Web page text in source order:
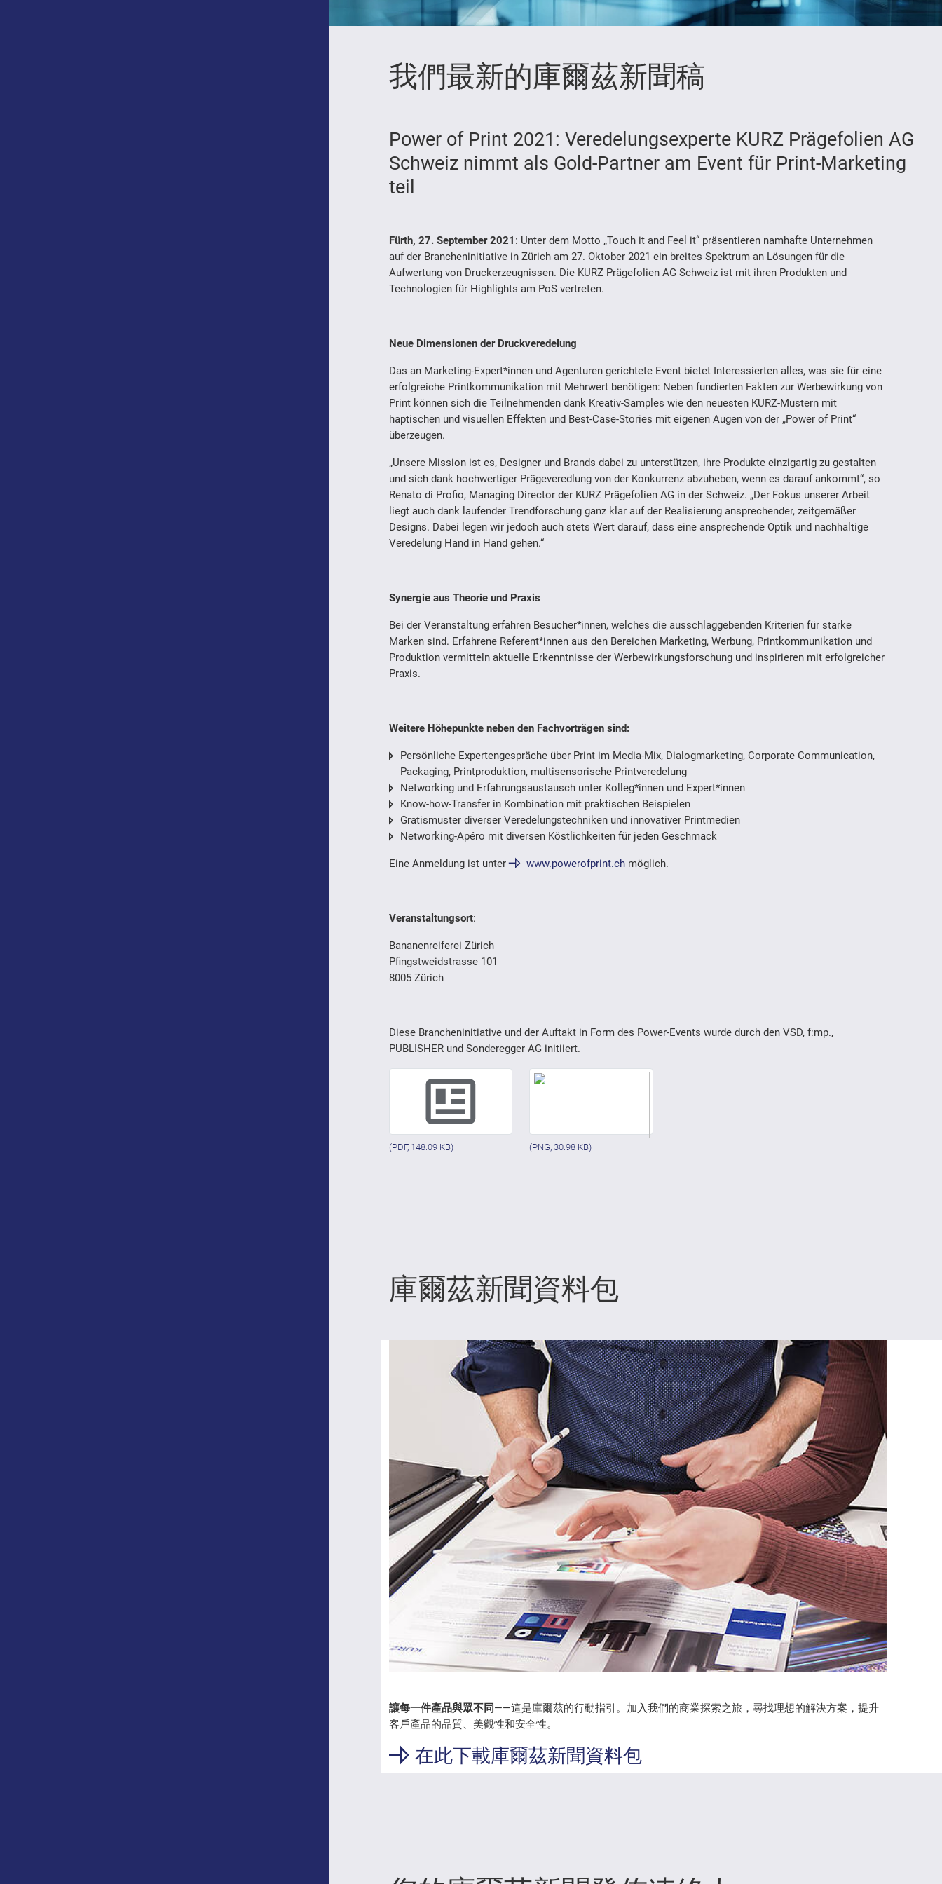
我們最新的庫爾茲新聞稿
Power of Print 2021: Veredelungsexperte KURZ Prägefolien AG
Schweiz nimmt als Gold-Partner am Event für Print-Marketing
teil
Fürth, 27. September 2021 : Unter dem Motto „Touch it and Feel it“ präsentieren namhafte Unternehmen
auf der Brancheninitiative in Zürich am 27. Oktober 2021 ein breites Spektrum an Lösungen für die
Aufwertung von Druckerzeugnissen. Die KURZ Prägefolien AG Schweiz ist mit ihren Produkten und
Technologien für Highlights am PoS vertreten.
Neue Dimensionen der Druckveredelung
Das an Marketing-Expert*innen und Agenturen gerichtete Event bietet Interessierten alles, was sie für eine
erfolgreiche Printkommunikation mit Mehrwert benötigen: Neben fundierten Fakten zur Werbewirkung von
Print können sich die Teilnehmenden dank Kreativ-Samples wie den neuesten KURZ-Mustern mit
haptischen und visuellen Effekten und Best-Case-Stories mit eigenen Augen von der „Power of Print“
überzeugen.
„Unsere Mission ist es, Designer und Brands dabei zu unterstützen, ihre Produkte einzigartig zu gestalten
und sich dank hochwertiger Prägeveredlung von der Konkurrenz abzuheben, wenn es darauf ankommt“, so
Renato di Profio, Managing Director der KURZ Prägefolien AG in der Schweiz. „Der Fokus unserer Arbeit
liegt auch dank laufender Trendforschung ganz klar auf der Realisierung ansprechender, zeitgemäßer
Designs. Dabei legen wir jedoch auch stets Wert darauf, dass eine ansprechende Optik und nachhaltige
Veredelung Hand in Hand gehen.“
Synergie aus Theorie und Praxis
Bei der Veranstaltung erfahren Besucher*innen, welches die ausschlaggebenden Kriterien für starke
Marken sind. Erfahrene Referent*innen aus den Bereichen Marketing, Werbung, Printkommunikation und
Produktion vermitteln aktuelle Erkenntnisse der Werbewirkungsforschung und inspirieren mit erfolgreicher
Praxis.
Weitere Höhepunkte neben den Fachvorträgen sind:
Persönliche Expertengespräche über Print im Media-Mix, Dialogmarketing, Corporate Communication,
Packaging, Printproduktion, multisensorische Printveredelung
Networking und Erfahrungsaustausch unter Kolleg*innen und Expert*innen
Know-how-Transfer in Kombination mit praktischen Beispielen
Gratismuster diverser Veredelungstechniken und innovativer Printmedien
Networking-Apéro mit diversen Köstlichkeiten für jeden Geschmack
Eine Anmeldung ist unter www.powerofprint.ch möglich.
Veranstaltungsort:
Bananenreiferei Zürich
Pfingstweidstrasse 101
8005 Zürich
Diese Brancheninitiative und der Auftakt in Form des Power-Events wurde durch den VSD, f:mp.,
PUBLISHER und Sonderegger AG initiiert.
(PDF, 148.09 KB) (PNG, 30.98 KB)
庫爾茲新聞資料包
讓每一件產品與眾不同 ——這是庫爾茲的行動指引。加入我們的商業探索之旅，尋找理想的解決方案，提升
客戶產品的品質、美觀性和安全性。
在此下載庫爾茲新聞資料包